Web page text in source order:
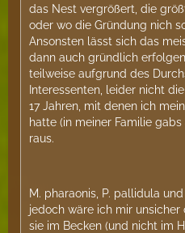
das Nest vergrößert, die
oder wo die Gründung nich
Ansonsten lässt sich das
dann auch gründlich
teilweise aufgrund des
Interessenten, leider nicht
17 Jahren, mit denen ich
hatte (in meiner Familie gabs
raus.
M. pharaonis, P. pallidula
jedoch wäre ich mir
sie im Becken (und nicht im